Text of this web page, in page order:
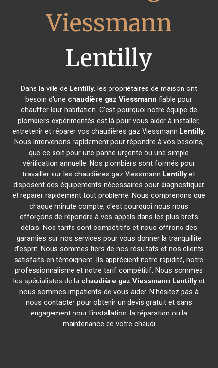
Viessmann
Lentilly
Dans la ville de Lentilly, les propriétaires de maison ont
besoin d'une chaudière gaz Viessmann fiable pour
chauffer leur habitation. C'est pourquoi notre équipe de
plombiers expérimentés est là pour vous aider à installer,
entretenir et réparer vos chaudières gaz Viessmann Lentilly.
Nous intervenons rapidement pour répondre à vos besoins,
que ce soit pour une panne urgente ou une simple
vérification annuelle. Nos plombiers sont formés pour
travailler sur les chaudières gaz Viessmann Lentillyet
disposent des équipements nécessaires pour diagnostiquer
et réparer rapidement tout problème. Nous comprenons que
chaque minute compte, c'est pourquoi nous nous
efforçons de répondre à vos appels dans les plus brefs
délais. Nos tarifs sont compétitifs et nous offrons des
garanties sur nos services pour vous donner la tranquillité
d'esprit. Nous sommes fiers de nos résultats et nos clients
satisfaits en témoignent. Ils apprécient notre rapidité, notre
professionnalisme et notre tarif compétitif. Nous sommes
les spécialistes de la chaudière gaz Viessmann Lentillyet
nous sommes impatients de vous aider. N'hésitez pas à
nous contacter pour obtenir un devis gratuit et sans
engagement pour l'installation, la réparation ou la
maintenance de votre chaudi